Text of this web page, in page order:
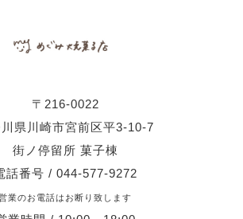
〒216-0022
県川崎市宮前区平3-10-7
街ノ停留所 菓子棟
話番号 / 044-577-9272
業のお電話はお断り致します